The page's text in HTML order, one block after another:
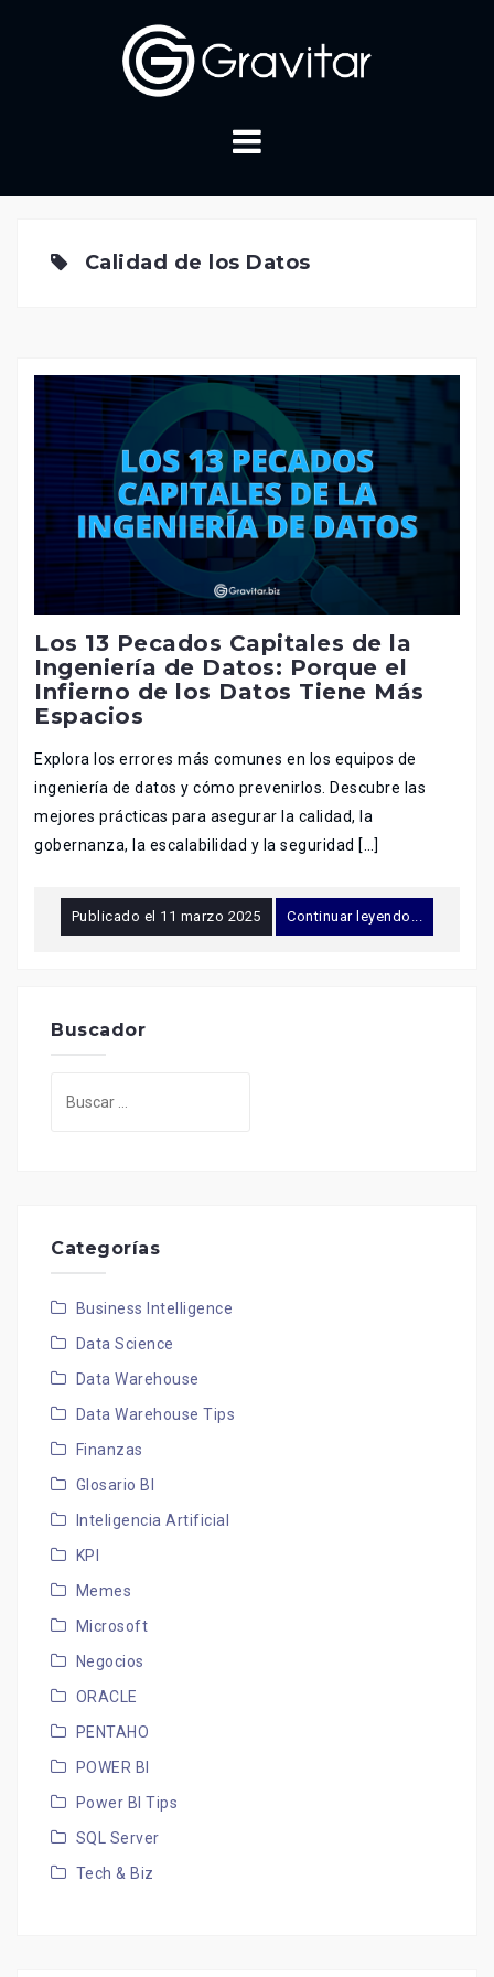
Calidad de los Datos
Los 13 Pecados Capitales de la
Ingeniería de Datos: Porque el
Infierno de los Datos Tiene Más
Espacios
Explora los errores más comunes en los equipos de
ingeniería de datos y cómo prevenirlos. Descubre las
mejores prácticas para asegurar la calidad, la
gobernanza, la escalabilidad y la seguridad […]
Publicado el 11 marzo 2025 Continuar leyendo...
Buscador
Categorías
Business Intelligence
Data Science
Data Warehouse
Data Warehouse Tips
Finanzas
Glosario BI
Inteligencia Artificial
KPI
Memes
Microsoft
Negocios
ORACLE
PENTAHO
POWER BI
Power BI Tips
SQL Server
Tech & Biz